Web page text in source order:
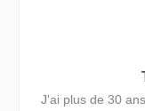
J'ai plus de 30